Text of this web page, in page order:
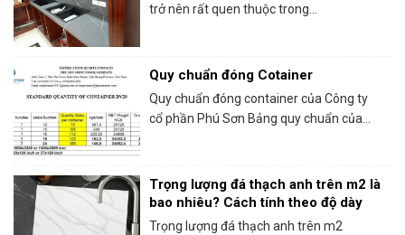
trở nên rất quen thuộc trong...
Quy chuẩn đóng Cotainer
Quy chuẩn đóng container của Công ty
cổ phần Phú Sơn Bảng quy chuẩn của...
Trọng lượng đá thạch anh trên m2 là
bao nhiêu? Cách tính theo độ dày
Trọng lượng đá thạch anh trên m2